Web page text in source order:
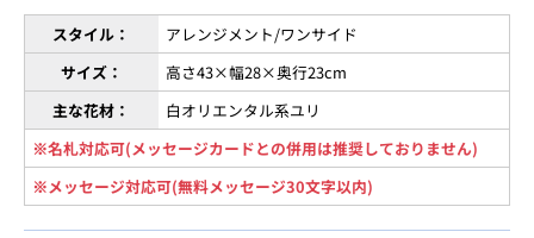
スタイル：
アレンジメント/ワンサイド
サイズ：
高さ43×幅28×奥行23cm
主な花材：
白オリエンタル系ユリ
※名札対応可(メッセージカードとの併用は推奨しておりません)
※メッセージ対応可(無料メッセージ30文字以内)